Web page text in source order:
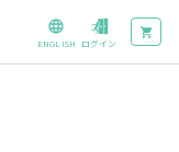
ログイン
ENGLISH